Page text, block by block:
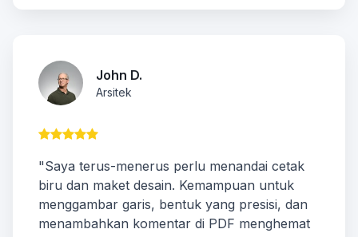
John D.
Arsitek
"Saya terus-menerus perlu menandai cetak
biru dan maket desain. Kemampuan untuk
menggambar garis, bentuk yang presisi, dan
menambahkan komentar di PDF menghemat